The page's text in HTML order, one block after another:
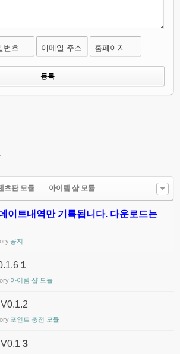
번호 이메일 주소 홈페이지
츠판 모듈 아이템 샵 모듈
이트내역만 기록됩니다. 다운로드는
공지
1
아이템 샵 모듈
포인트 충전 모듈
3